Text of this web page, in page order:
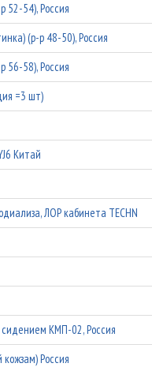
52-54), Россия
(р-р 48-50), Россия
56-58), Россия
=3 шт)
Китай
ЛОР кабинета TECHN
КМП-02, Россия
Россия